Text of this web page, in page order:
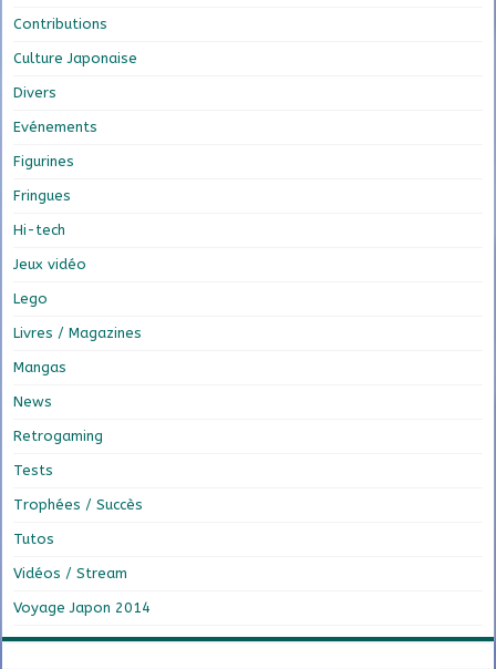
Contributions
Culture Japonaise
Divers
Evénements
Figurines
Fringues
Hi-tech
Jeux vidéo
Lego
Livres / Magazines
Mangas
News
Retrogaming
Tests
Trophées / Succès
Tutos
Vidéos / Stream
Voyage Japon 2014